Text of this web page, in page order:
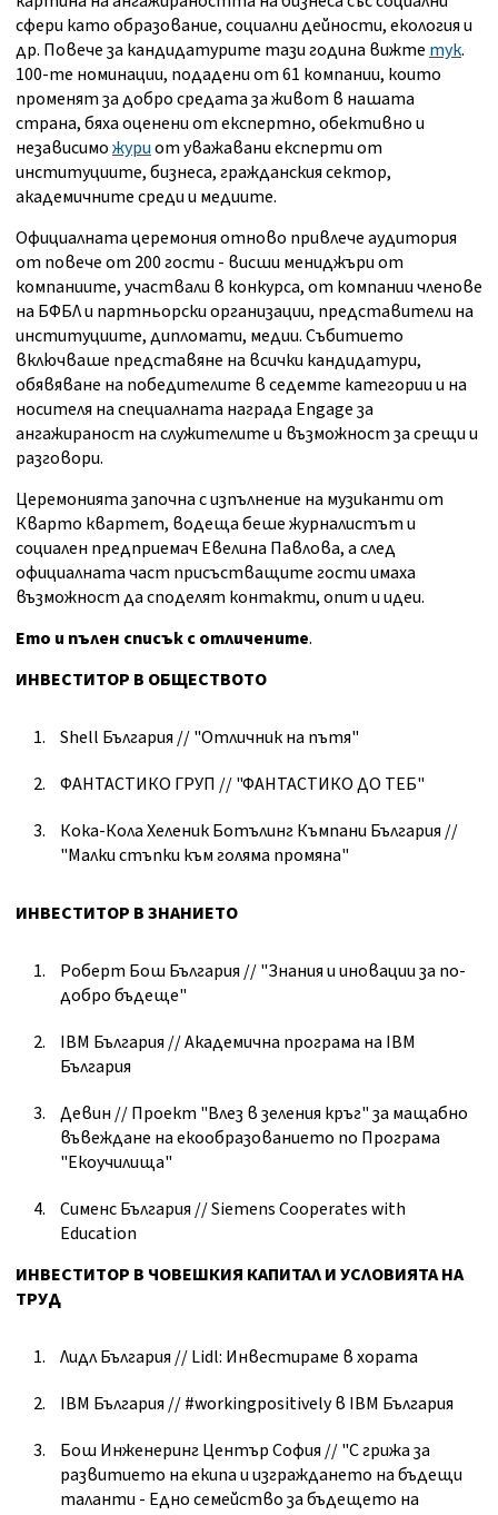
сфери като образование, социални дейности, екология и
др. Повече за кандидатурите тази година вижте тук.
100-те номинации, подадени от 61 компании, които
променят за добро средата за живот в нашата
страна, бяха оценени от експертно, обективно и
независиможуриот уважавани експерти от
институциите, бизнеса, гражданския сектор,
академичните среди и медиите.
Официалната церемония отново привлече аудитория
от повече от 200 гости - висши мениджъри от
компаниите, участвали в конкурса, от компании членове
на БФБЛ и партньорски организации, представители на
институциите, дипломати, медии. Събитието
включваше представяне на всички кандидатури,
обявяване на победителите в седемте категории и на
носителя на специалната награда Engage за
ангажираност на служителите и възможност за срещи и
разговори.
Церемонията започна с изпълнение на музиканти от
Кварто квартет, водеща беше журналистът и
социален предприемач Евелина Павлова, а след
официалната част присъстващите гости имаха
възможност да споделят контакти, опит и идеи.
Ето и пълен списък с отличените.
ИНВЕСТИТОР В ОБЩЕСТВОТО
Shell България // "Отличник на пътя"
ФАНТАСТИКО ГРУП // "ФАНТАСТИКО ДО ТЕБ"
Кока-Кола Хеленик Ботълинг Къмпани България //
"Малки стъпки към голяма промяна"
ИНВЕСТИТОР В ЗНАНИЕТО
Роберт Бош България // "Знания и иновации за по-
добро бъдеще"
IBM България // Академична програма на IBM
България
Девин // Проект "Влез в зеления кръг" за мащабно
въвеждане на екообразованието по Програма
"Екоучилища"
Сименс България // Siemens Cooperates with
Education
ИНВЕСТИТОР В ЧОВЕШКИЯ КАПИТАЛ И УСЛОВИЯТА НА
ТРУД
Лидл България // Lidl: Инвестираме в хората
IBM България // #workingpositively в IBM България
Бош Инженеринг Център София // "С грижа за
развитието на екипа и изграждането на бъдещи
таланти - Едно семейство за бъдещето на